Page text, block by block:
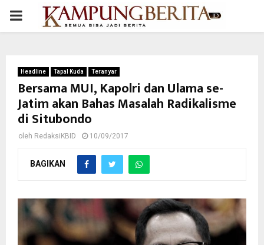
PRIMARY
Headline Tapal Kuda Teranyar
Bersama MUI, Kapolri dan Ulama se-
Jatim akan Bahas Masalah Radikalisme
di Situbondo
oleh RedaksiKBID 10/09/2017
BAGIKAN